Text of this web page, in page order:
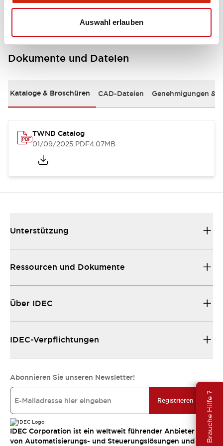
Auswahl erlauben
Brauche Hilfe ?
Dokumente und Dateien
Kataloge & Broschüren CAD-Dateien Genehmigungen &
TWND Catalog
01/09/2025.PDF4.07MB
Unterstützung
Ressourcen und Dokumente
Über IDEC
IDEC-Verpflichtungen
Abonnieren Sie unseren Newsletter!
Registrieren
IDEC Corporation ist ein weltweit führender Anbieter
von Automatisierungs- und Steuerungslösungen und